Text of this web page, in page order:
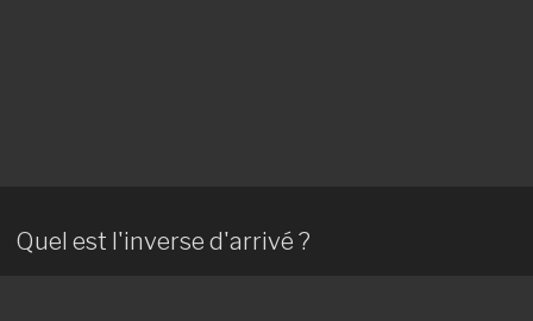
Quel est l'inverse d'arrivé ?